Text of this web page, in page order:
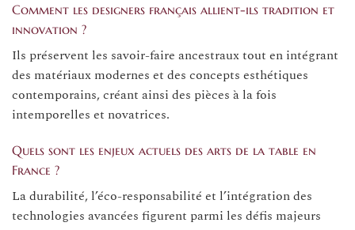
Comment les designers français allient-ils tradition et
innovation ?
Ils préservent les savoir-faire ancestraux tout en intégrant
des matériaux modernes et des concepts esthétiques
contemporains, créant ainsi des pièces à la fois
intemporelles et novatrices.
Quels sont les enjeux actuels des arts de la table en
France ?
La durabilité, l’éco-responsabilité et l’intégration des
technologies avancées figurent parmi les défis majeurs